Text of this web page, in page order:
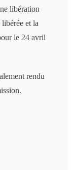
libération
libérée et la
le 24 avril
rendu